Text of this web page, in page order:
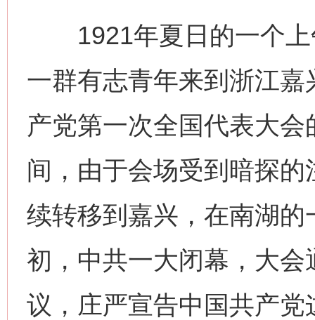
1921年夏日的一个上
一群有志青年来到浙江
产党第一次全国代表大
间，由于会场受到暗探
续转移到嘉兴，在南湖
初，中共一大闭幕，大
议，庄严宣告中国共产